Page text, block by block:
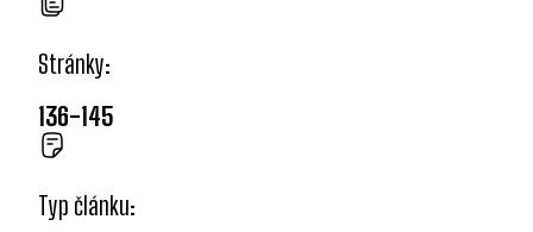
Stránky:
136-145
Typ článku: